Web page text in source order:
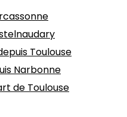
Toulouse
Narbonne
de Toulouse